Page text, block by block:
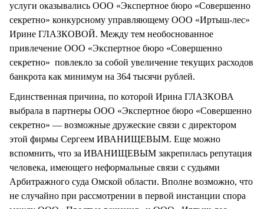
услуги оказывались ООО «Экспертное бюро «Совершенно
секретно» конкурсному управляющему ООО «Иртыш-лес»
Ирине ГЛАЗКОВОЙ. Между тем необоснованное
привлечение ООО «Экспертное бюро «Совершенно
секретно» повлекло за собой увеличение текущих расходов
банкрота как минимум на 364 тысячи рублей.
Единственная причина, по которой Ирина ГЛАЗКОВА
выбрала в партнеры ООО «Экспертное бюро «Совершенно
секретно» — возможные дружеские связи с директором
этой фирмы Сергеем ИВАНИЩЕВЫМ. Еще можно
вспомнить, что за ИВАНИЩЕВЫМ закрепилась репутация
человека, имеющего неформальные связи с судьями
Арбитражного суда Омской области. Вполне возможно, что
не случайно при рассмотрении в первой инстанции спора